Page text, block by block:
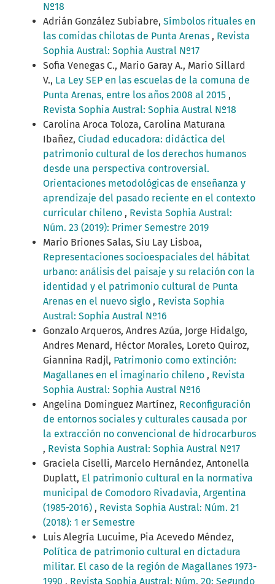
Nº18
Adrián González Subiabre, Símbolos rituales en
las comidas chilotas de Punta Arenas , Revista
Sophia Austral: Sophia Austral Nº17
Sofia Venegas C., Mario Garay A., Mario Sillard
V., La Ley SEP en las escuelas de la comuna de
Punta Arenas, entre los años 2008 al 2015 ,
Revista Sophia Austral: Sophia Austral Nº18
Carolina Aroca Toloza, Carolina Maturana
Ibañez, Ciudad educadora: didáctica del
patrimonio cultural de los derechos humanos
desde una perspectiva controversial.
Orientaciones metodológicas de enseñanza y
aprendizaje del pasado reciente en el contexto
curricular chileno , Revista Sophia Austral:
Núm. 23 (2019): Primer Semestre 2019
Mario Briones Salas, Siu Lay Lisboa,
Representaciones socioespaciales del hábitat
urbano: análisis del paisaje y su relación con la
identidad y el patrimonio cultural de Punta
Arenas en el nuevo siglo , Revista Sophia
Austral: Sophia Austral Nº16
Gonzalo Arqueros, Andres Azúa, Jorge Hidalgo,
Andres Menard, Héctor Morales, Loreto Quiroz,
Giannina Radjl, Patrimonio como extinción:
Magallanes en el imaginario chileno , Revista
Sophia Austral: Sophia Austral Nº16
Angelina Dominguez Martínez, Reconfiguración
de entornos sociales y culturales causada por
la extracción no convencional de hidrocarburos
, Revista Sophia Austral: Sophia Austral Nº17
Graciela Ciselli, Marcelo Hernández, Antonella
Duplatt, El patrimonio cultural en la normativa
municipal de Comodoro Rivadavia, Argentina
(1985-2016) , Revista Sophia Austral: Núm. 21
(2018): 1 er Semestre
Luis Alegría Lucuime, Pia Acevedo Méndez,
Política de patrimonio cultural en dictadura
militar. El caso de la región de Magallanes 1973-
1990 , Revista Sophia Austral: Núm. 20: Segundo